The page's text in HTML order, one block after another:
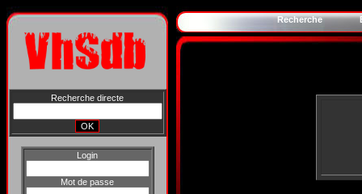
Recherche directe
Login
Mot de passe
Recherche